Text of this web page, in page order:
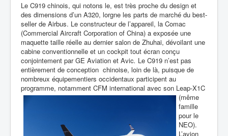
Le C919 chinois, qui notons le, est très proche du design et
des dimensions d’un A320, lorgne les parts de marché du best-
seller de Airbus. Le constructeur de l’appareil, la Comac
(Commercial Aircraft Corporation of China) a exposée une
maquette taille réelle au dernier salon de Zhuhai, dévoilant une
cabine conventionnelle et un cockpit tout écran conçu
conjointement par GE Aviation et Avic. Le C919 n’est pas
entièrement de conception chinoise, loin de là, puisque de
nombreux équipementiers occidentaux participent au
programme, notamment CFM international avec son Leap-X1C
(même
famille
pour le
NEO).
L’avion